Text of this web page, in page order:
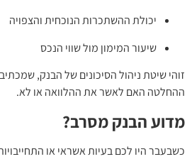
והצפויה
שמכתיבה את גובה הריבית ואת
או לא.
גבוהות, עולה רמת הסיכון